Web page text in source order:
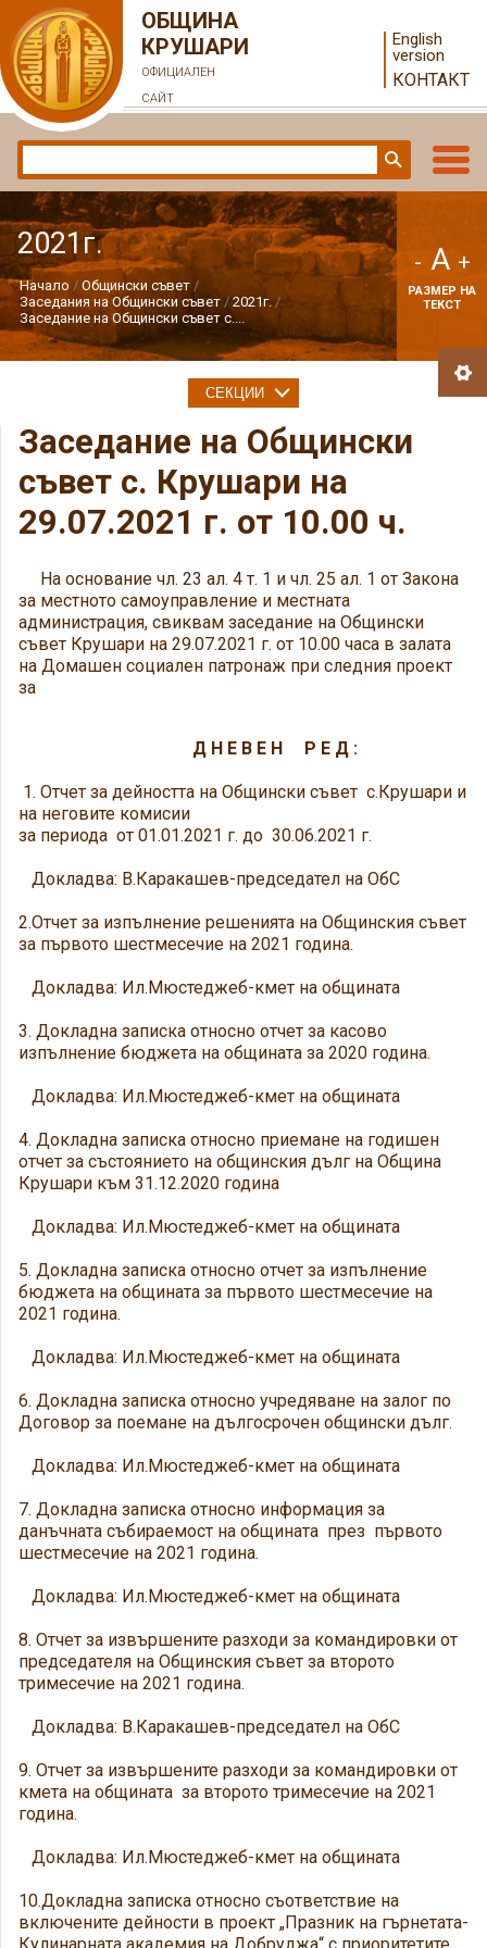
ОБЩИНА
КРУШАРИ
ОФИЦИАЛЕН
САЙТ
English
version
КОНТАКТ
2021г.
Начало
Общински съвет
Заседания на Общински съвет
2021г.
Заседание на Общински съвет с....
- A +
РАЗМЕР НА
ТЕКСТ
Заседание на Общински
съвет с. Крушари на
29.07.2021 г. от 10.00 ч.
На основание чл. 23 ал. 4 т. 1 и чл. 25 ал. 1 от Закона
за местното самоуправление и местната
администрация, свиквам заседание на Общински
съвет Крушари на 29.07.2021 г. от 10.00 часа в залата
на Домашен социален патронаж при следния проект
за
Д Н Е В Е Н Р Е Д :
1. Отчет за дейността на Общински съвет с.Крушари и
на неговите комисии
за периода от 01.01.2021 г. до 30.06.2021 г.
Докладва: В.Каракашев-председател на ОбС
2.Отчет за изпълнение решенията на Общинския съвет
за първото шестмесечие на 2021 година.
Докладва: Ил.Мюстеджеб-кмет на общината
3. Докладна записка относно отчет за касово
изпълнение бюджета на общината за 2020 година.
Докладва: Ил.Мюстеджеб-кмет на общината
4. Докладна записка относно приемане на годишен
отчет за състоянието на общинския дълг на Община
Крушари към 31.12.2020 година
Докладва: Ил.Мюстеджеб-кмет на общината
5. Докладна записка относно отчет за изпълнение
бюджета на общината за първото шестмесечие на
2021 година.
Докладва: Ил.Мюстеджеб-кмет на общината
6. Докладна записка относно учредяване на залог по
Договор за поемане на дългосрочен общински дълг.
Докладва: Ил.Мюстеджеб-кмет на общината
7. Докладна записка относно информация за
данъчната събираемост на общината през първото
шестмесечие на 2021 година.
Докладва: Ил.Мюстеджеб-кмет на общината
8. Отчет за извършените разходи за командировки от
председателя на Общинския съвет за второто
тримесечие на 2021 година.
Докладва: В.Каракашев-председател на ОбС
9. Отчет за извършените разходи за командировки от
кмета на общината за второто тримесечие на 2021
година.
Докладва: Ил.Мюстеджеб-кмет на общината
10.Докладна записка относно съответствие на
включените дейности в проект „Празник на гърнетата-
СЕКЦИИ